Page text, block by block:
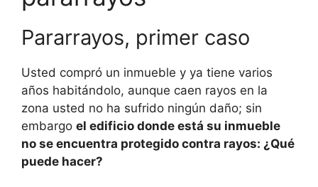
Pararrayos, primer caso
Usted compró un inmueble y ya tiene varios
años habitándolo, aunque caen rayos en la
zona usted no ha sufrido ningún daño; sin
embargo el edificio donde está su inmueble
no se encuentra protegido contra rayos: ¿Qué
puede hacer?